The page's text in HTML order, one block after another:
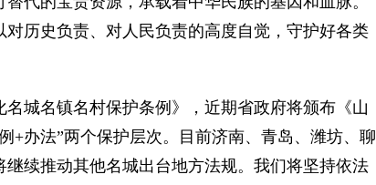
历史负责、对人民负责的高度自觉，守护好各类
名镇名村保护条例》，近期省政府将颁布《山
+办法”两个保护层次。目前济南、青岛、潍坊、聊
续推动其他名城出台地方法规。我们将坚持依法